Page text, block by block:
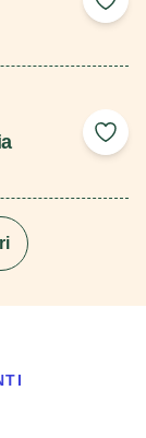
Add
Add